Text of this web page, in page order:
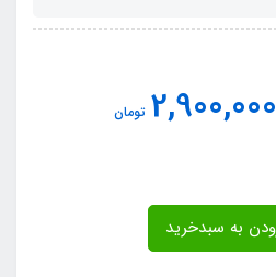
2,900,000 تومان